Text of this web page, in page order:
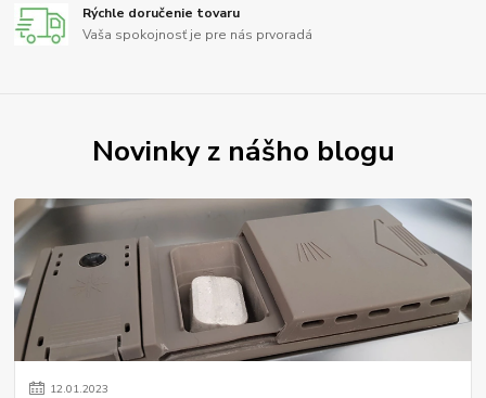
Rýchle doručenie tovaru
Vaša spokojnosť je pre nás prvoradá
Novinky z nášho blogu
12.01.2023